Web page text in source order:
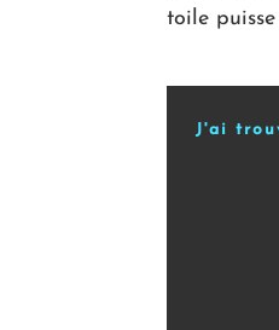
toile
J'ai